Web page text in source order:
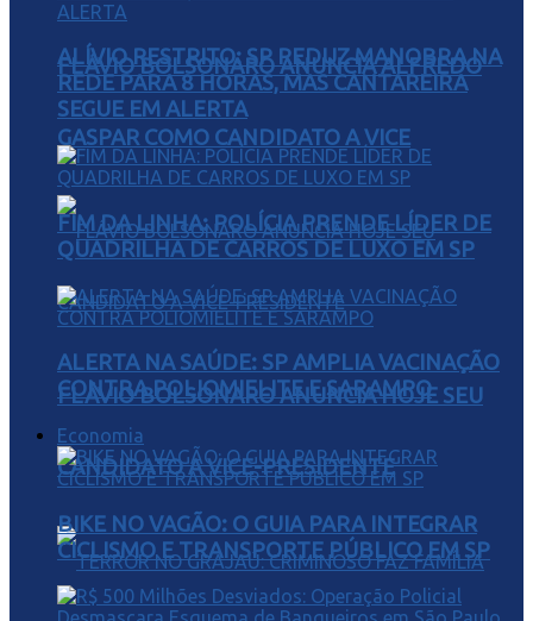
FLÁVIO BOLSONARO ANUNCIA ALFREDO
GASPAR COMO CANDIDATO A VICE
FLÁVIO BOLSONARO ANUNCIA HOJE SEU
CANDIDATO A VICE-PRESIDENTE
ALÍVIO RESTRITO: SP REDUZ MANOBRA NA
REDE PARA 8 HORAS, MAS CANTAREIRA
SEGUE EM ALERTA
FIM DA LINHA: POLÍCIA PRENDE LÍDER DE
QUADRILHA DE CARROS DE LUXO EM SP
ALERTA NA SAÚDE: SP AMPLIA VACINAÇÃO
CONTRA POLIOMIELITE E SARAMPO
Economia
BIKE NO VAGÃO: O GUIA PARA INTEGRAR
CICLISMO E TRANSPORTE PÚBLICO EM SP